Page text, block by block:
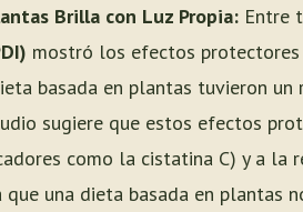
Brilla con Luz Propia: Entre
mostró los efectos protectores
basada en plantas tuvieron
sugiere que estos efectos
como la cistatina C) y a
que una dieta basada en plantas